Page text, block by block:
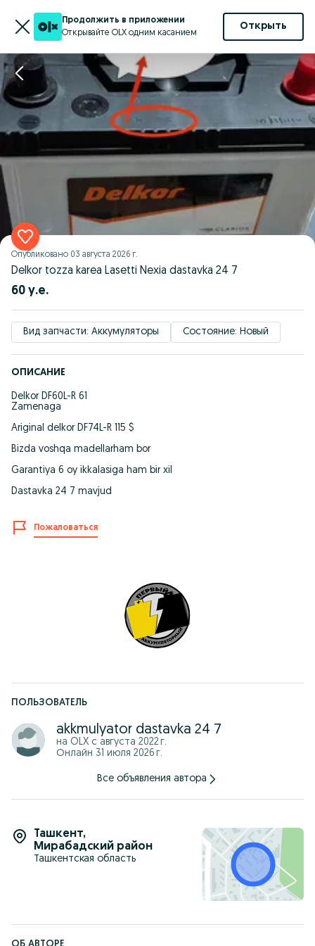
Продолжить в приложении
Открывайте OLX одним касанием
Открыть
Опубликовано 03 августа 2026 г.
Delkor tozza karea Lasetti Nexia dastavka 24 7
60 у.е.
Вид запчасти: Аккумуляторы Состояние: Новый
ОПИСАНИЕ
Delkor DF60L-R 61
Zamenaga
Ariginal delkor DF74L-R 115 $
Bizda voshqa madellarham bor
Garantiya 6 oy ikkalasiga ham bir xil
Dastavka 24 7 mavjud
Пожаловаться
ПОЛЬЗОВАТЕЛЬ
akkmulyator dastavka 24 7
на OLX с августа 2022 г.
Онлайн 31 июля 2026 г.
Все объявления автора
Ташкент,
Мирабадский район
Ташкентская область